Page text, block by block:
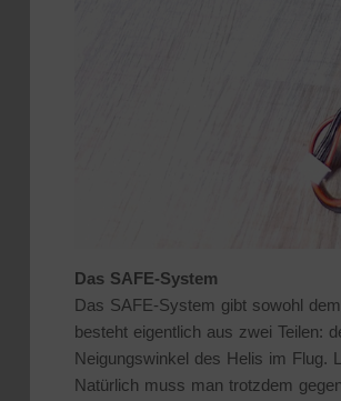
Das SAFE-System
Das SAFE-System gibt sowohl
besteht eigentlich aus zwei Teilen:
Neigungswinkel des Helis im Flug.
Natürlich muss man trotzdem